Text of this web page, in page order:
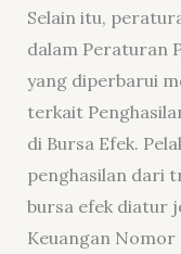
Selain itu,
dalam Peraturan
yang diperbarui
terkait
di Bursa Efek.
penghasilan dari
bursa efek diatur
Keuangan